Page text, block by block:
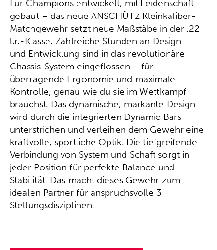
Für Champions entwickelt, mit Leidenschaft
gebaut – das neue ANSCHÜTZ Kleinkaliber-
Matchgewehr setzt neue Maßstäbe in der .22
l.r.-Klasse. Zahlreiche Stunden an Design
und Entwicklung sind in das revolutionäre
Chassis-System eingeflossen – für
überragende Ergonomie und maximale
Kontrolle, genau wie du sie im Wettkampf
brauchst. Das dynamische, markante Design
wird durch die integrierten Dynamic Bars
unterstrichen und verleihen dem Gewehr eine
kraftvolle, sportliche Optik. Die tiefgreifende
Verbindung von System und Schaft sorgt in
jeder Position für perfekte Balance und
Stabilität. Das macht dieses Gewehr zum
idealen Partner für anspruchsvolle 3-
Stellungsdisziplinen.